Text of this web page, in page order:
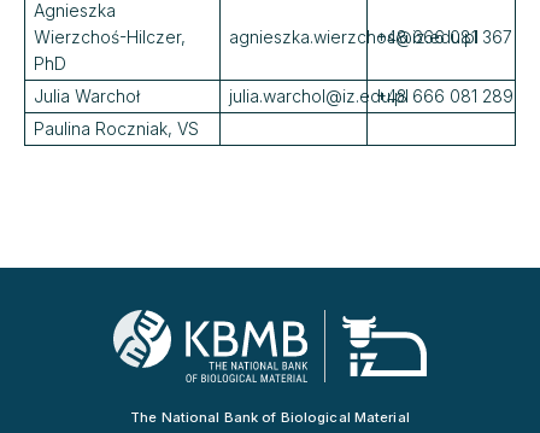
Agnieszka
Wierzchoś-Hilczer,
PhD
agnieszka.wierzchos@iz.edu.pl
+48 666 081 367
Julia Warchoł julia.warchol@iz.edu.pl+48 666 081 289
Paulina Roczniak, VS
The National Bank of Biological Material